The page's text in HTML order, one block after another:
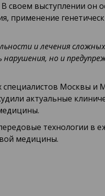
В своем выступлении он
применение
и лечения сложных
но и
Москвы и
актуальные
технологии в
медицины.